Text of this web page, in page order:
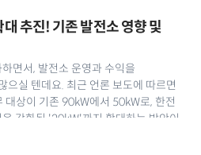
추진! 기존 발전소 영향 및
면서, 발전소 운영과 수익을
으실 텐데요. 최근 언론 보도에 따르면
대상이 기존 90kW에서 50kW로, 한전
강화된 '20kW'까지 확대하는 방안이
중되고 있습니다. 공식 개정안은 최종